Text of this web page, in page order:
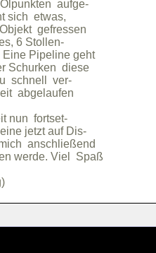
aufge-
sich  etwas,
gefressen
6 Stollen-
Pipeline geht
Schurken  diese
schnell  ver-
abgelaufen
nun  fortset-
jetzt auf Dis-
anschließend
werde. Viel  Spaß